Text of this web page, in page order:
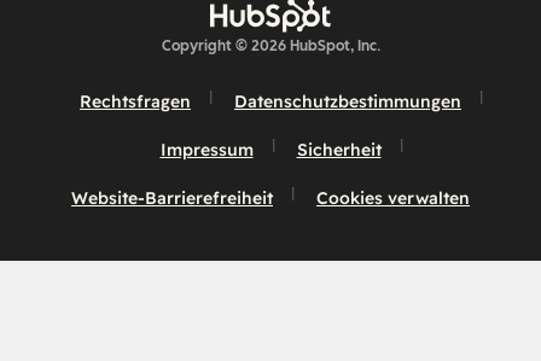
Copyright © 2026 HubSpot, Inc.
Rechtsfragen Datenschutzbestimmungen
Impressum Sicherheit
Website-Barrierefreiheit Cookies verwalten